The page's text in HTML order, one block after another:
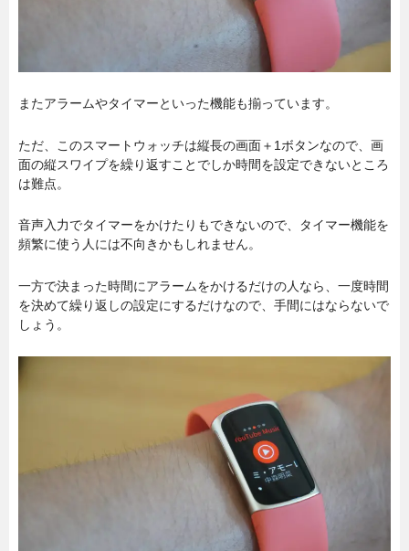
またアラームやタイマーといった機能も揃っています。
ただ、このスマートウォッチは縦長の画面＋1ボタンなので、画
面の縦スワイプを繰り返すことでしか時間を設定できないところ
は難点。
音声入力でタイマーをかけたりもできないので、タイマー機能を
頻繁に使う人には不向きかもしれません。
一方で決まった時間にアラームをかけるだけの人なら、一度時間
を決めて繰り返しの設定にするだけなので、手間にはならないで
しょう。